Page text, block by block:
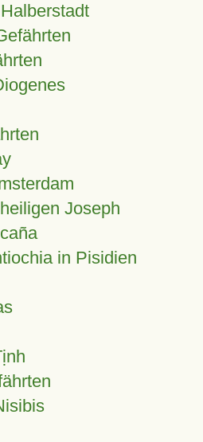
Joseph
in Pisidien